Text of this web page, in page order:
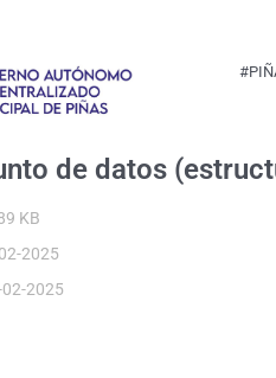
de datos
KB
2025
2025